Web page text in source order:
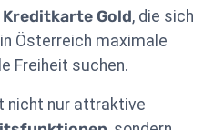
Kreditkarte Gold, die sich
Österreich maximale
Freiheit suchen.
nicht nur attraktive